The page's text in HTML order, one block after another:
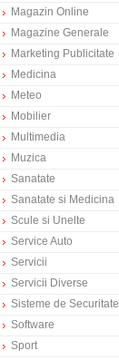
Magazin Online
Magazine Generale
Marketing Publicitate
Medicina
Meteo
Mobilier
Multimedia
Muzica
Sanatate
Sanatate si Medicina
Scule si Unelte
Service Auto
Servicii
Servicii Diverse
Sisteme de Securitate
Software
Sport